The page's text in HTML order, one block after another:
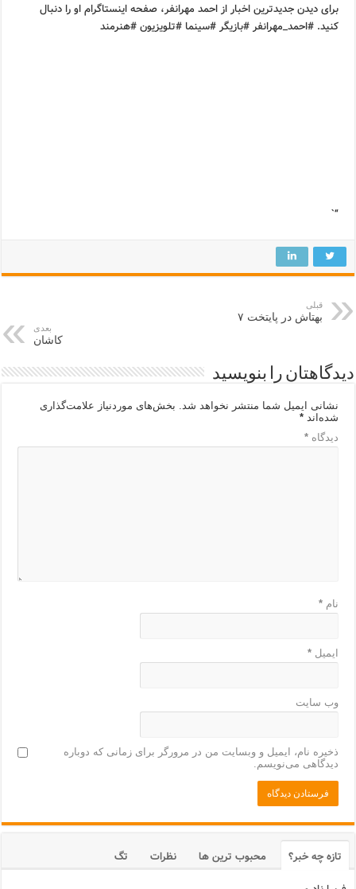
برای دیدن جدیدترین اخبار از احمد مهرانفر، صفحه اینستاگرام او را دنبال
کنید. #احمد_مهرانفر #بازیگر #سینما #تلویزیون #هنرمند
“`
قبلی
بهتاش در پایتخت ۷
بعدی
کاشان
دیدگاهتان را بنویسید
نشانی ایمیل شما منتشر نخواهد شد. بخش‌های موردنیاز علامت‌گذاری
شده‌اند*
دیدگاه*
نام*
ایمیل*
وب‌ سایت
ذخیره نام، ایمیل و وبسایت من در مرورگر برای زمانی که دوباره
دیدگاهی می‌نویسم.
تازه چه خبر؟ محبوب ترین ها نظرات
تگ